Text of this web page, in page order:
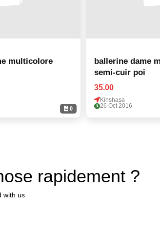
0
multicolore
ballerine dame
semi-cuir poi
35.00
Kinshasa
26 Oct 2016
rapidement ?
with us